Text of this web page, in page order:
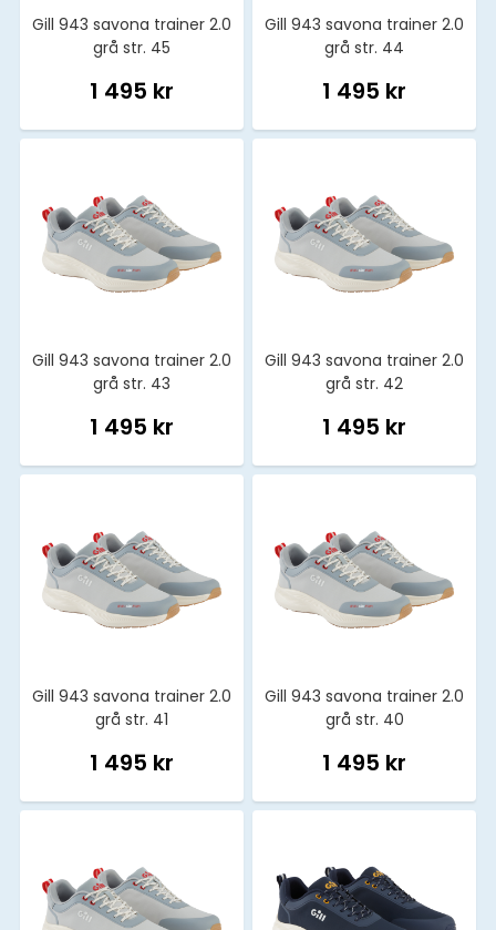
Gill 943 savona trainer 2.0
grå str. 45
1 495 kr
Gill 943 savona trainer 2.0
grå str. 44
1 495 kr
Gill 943 savona trainer 2.0
grå str. 43
1 495 kr
Gill 943 savona trainer 2.0
grå str. 42
1 495 kr
Gill 943 savona trainer 2.0
grå str. 41
1 495 kr
Gill 943 savona trainer 2.0
grå str. 40
1 495 kr